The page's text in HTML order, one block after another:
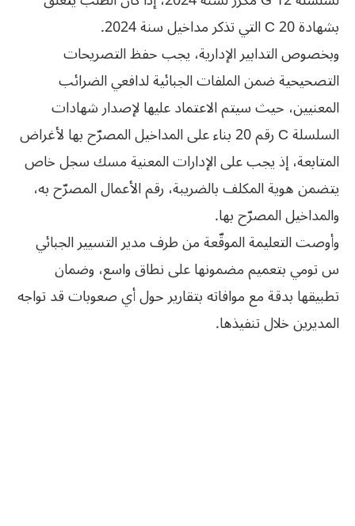
بشهادة C 20 التي تذكر مداخيل سنة 2024.
وبخصوص التدابير الإدارية، يجب حفظ التصريحات
التصحيحية ضمن الملفات الجبائية لدافعي الضرائب
المعنيين، حيث سيتم الاعتماد عليها لإصدار شهادات
السلسلة C رقم 20 بناء على المداخيل المصرّح بها لأغراض
المتابعة، إذ يجب على الإدارات المعنية مسك سجل خاص
يتضمن هوية المكلف بالضريبة، رقم الأعمال المصرّح به،
والمداخيل المصرّح بها.
وأوصت التعليمة الموقّعة من طرف مدير التسيير الجبائي
س تومي بتعميم مضمونها على نطاق واسع، وضمان
تطبيقها بدقة مع موافاته بتقارير حول أي صعوبات قد تواجه
المديرين خلال تنفيذها.